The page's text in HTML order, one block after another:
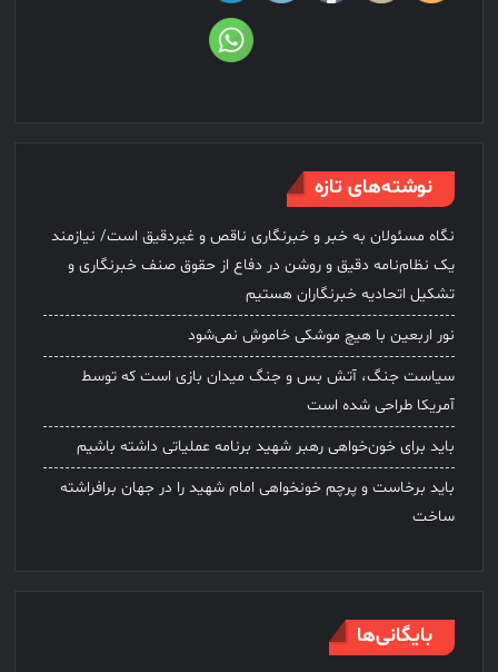
نوشته‌های تازه
نگاه مسئولان به خبر و خبرنگاری ناقص و غیردقیق است/ نیازمند
یک نظام‌نامه دقیق و روشن در دفاع از حقوق صنف خبرنگاری و
تشکیل اتحادیه خبرنگاران هستیم
نور اربعین با هیچ موشکی خاموش نمی‌شود
سیاست جنگ، آتش بس و جنگ میدان بازی است که توسط
آمریکا طراحی شده است
باید برای خون‌خواهی رهبر شهید برنامه عملیاتی داشته باشیم
باید برخاست و پرچم خونخواهی امام شهید را در جهان برافراشته
ساخت
بایگانی‌ها